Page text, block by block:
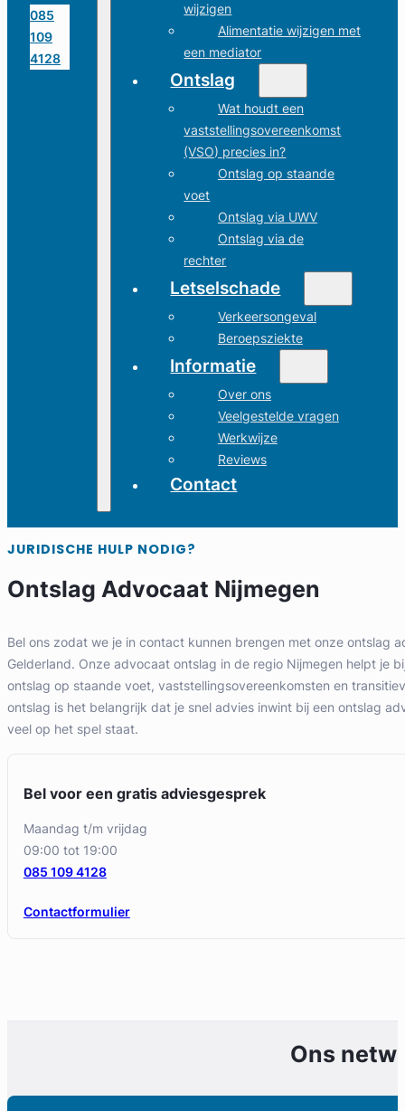
085
109
4128
wijzigen
Alimentatie wijzigen met
een mediator
Ontslag
Wat houdt een
vaststellingsovereenkomst
(VSO) precies in?
Ontslag op staande
voet
Ontslag via UWV
Ontslag via de
rechter
Letselschade
Verkeersongeval
Beroepsziekte
Informatie
Over ons
Veelgestelde vragen
Werkwijze
Reviews
Contact
JURIDISCHE HULP NODIG?
Ontslag Advocaat Nijmegen
Bel ons zodat we je in contact kunnen brengen met onze ontslag
Gelderland. Onze advocaat ontslag in de regio Nijmegen helpt je
ontslag op staande voet, vaststellingsovereenkomsten en
ontslag is het belangrijk dat je snel advies inwint bij een ontslag
veel op het spel staat.
Bel voor een gratis adviesgesprek
maandag t/m vrijdag
09:00 tot 19:00
Contactformulier
085 109 4128
Ons